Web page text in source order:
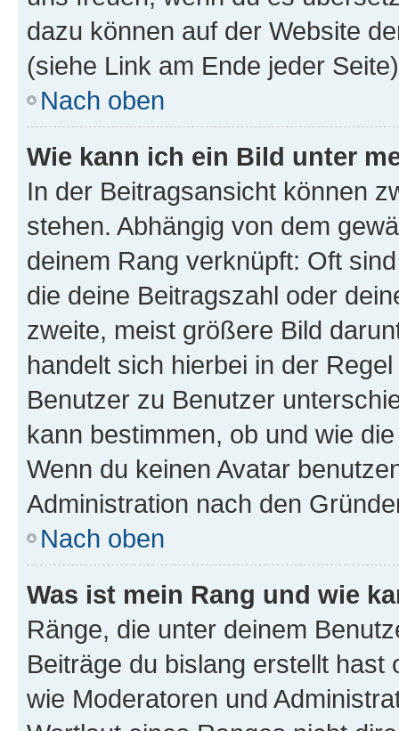
dazu können auf der Website
(siehe Link am Ende jeder
Nach oben
Wie kann ich ein Bild unter
In der Beitragsansicht können
stehen. Abhängig von dem
deinem Rang verknüpft: Oft
die deine Beitragszahl oder
zweite, meist größere Bild
handelt sich hierbei in der
Benutzer zu Benutzer
kann bestimmen, ob und wie
Wenn du keinen Avatar
Administration nach den
Nach oben
Was ist mein Rang und wie
Ränge, die unter deinem
Beiträge du bislang erstellt
wie Moderatoren und